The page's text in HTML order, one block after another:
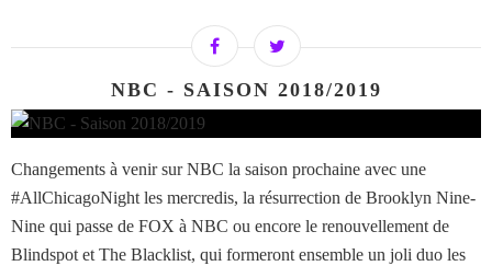
NBC - SAISON 2018/2019
Changements à venir sur NBC la saison prochaine avec une
#AllChicagoNight les mercredis, la résurrection de Brooklyn Nine-
Nine qui passe de FOX à NBC ou encore le renouvellement de
Blindspot et The Blacklist, qui formeront ensemble un joli duo les